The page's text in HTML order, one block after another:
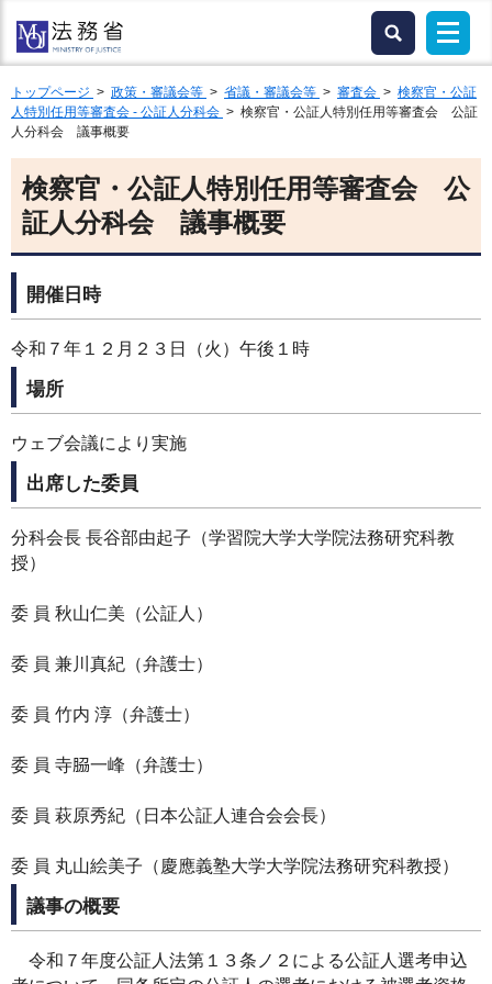
トップページ > 政策・審議会等 > 省議・審議会等 > 審査会 > 検察官・公証
人特別任用等審査会 - 公証人分科会 > 検察官・公証人特別任用等審査会 公証
人分科会 議事概要
検察官・公証人特別任用等審査会 公
証人分科会 議事概要
開催日時
令和７年１２月２３日（火）午後１時
場所
ウェブ会議により実施
出席した委員
分科会長 長谷部由起子（学習院大学大学院法務研究科教
授）
委 員 秋山仁美（公証人）
委 員 兼川真紀（弁護士）
委 員 竹内 淳（弁護士）
委 員 寺𦚰一峰（弁護士）
委 員 萩原秀紀（日本公証人連合会会長）
委 員 丸山絵美子（慶應義塾大学大学院法務研究科教授）
議事の概要
令和７年度公証人法第１３条ノ２による公証人選考申込